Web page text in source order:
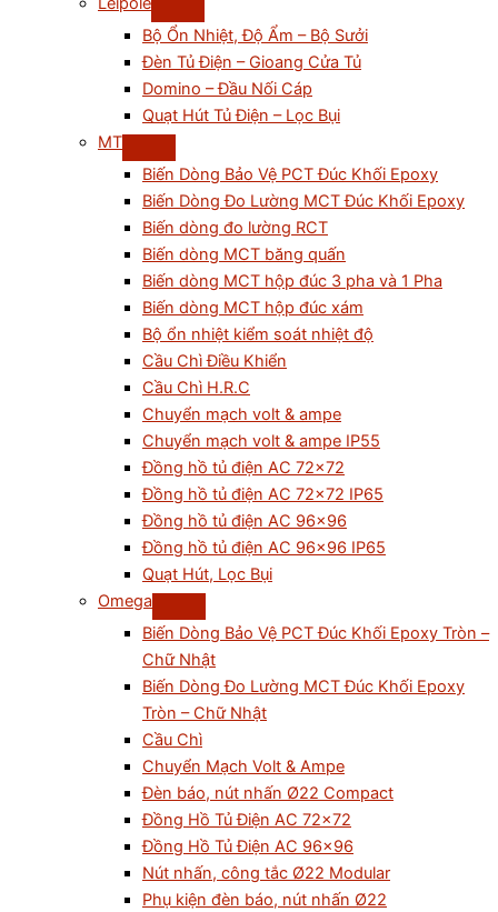
Bộ Ổn Nhiệt, Độ Ẩm – Bộ Sưởi
Đèn Tủ Điện – Gioang Cửa Tủ
Domino – Đầu Nối Cáp
Quạt Hút Tủ Điện – Lọc Bụi
MT
Biến Dòng Bảo Vệ PCT Đúc Khối Epoxy
Biến Dòng Đo Lường MCT Đúc Khối Epoxy
Biến dòng đo lường RCT
Biến dòng MCT băng quấn
Biến dòng MCT hộp đúc 3 pha và 1 Pha
Biến dòng MCT hộp đúc xám
Bộ ổn nhiệt kiểm soát nhiệt độ
Cầu Chì Điều Khiển
Cầu Chì H.R.C
Chuyển mạch volt & ampe
Chuyển mạch volt & ampe IP55
Đồng hồ tủ điện AC 72×72
Đồng hồ tủ điện AC 72×72 IP65
Đồng hồ tủ điện AC 96×96
Đồng hồ tủ điện AC 96×96 IP65
Quạt Hút, Lọc Bụi
Omega
Biến Dòng Bảo Vệ PCT Đúc Khối Epoxy Tròn –
Chữ Nhật
Biến Dòng Đo Lường MCT Đúc Khối Epoxy
Tròn – Chữ Nhật
Cầu Chì
Chuyển Mạch Volt & Ampe
Đèn báo, nút nhấn Ø22 Compact
Đồng Hồ Tủ Điện AC 72×72
Đồng Hồ Tủ Điện AC 96×96
Nút nhấn, công tắc Ø22 Modular
Phụ kiện đèn báo, nút nhấn Ø22